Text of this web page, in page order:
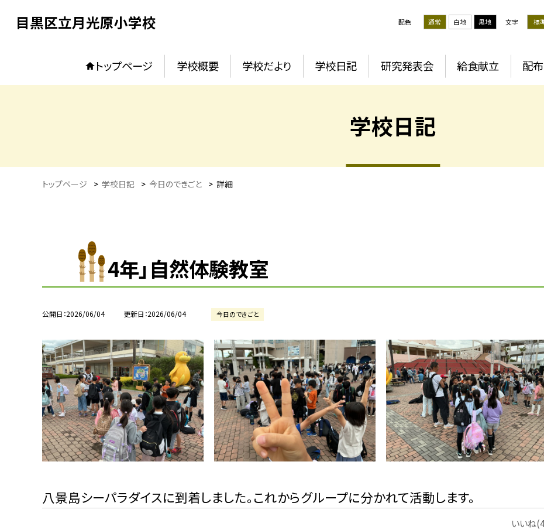
目黒区立月光原小学校 配色 通常 白地 黒地 文字 標
トップページ 学校概要 学校だより 学校日記 研究発表会 給食献立 配
学校日記
トップページ > 学校日記 > 今日のできごと > 詳細
4年」自然体験教室
公開日 2026/06/04 更新日 2026/06/04 今日のできごと
八景島シーパラダイスに到着しました。これからグループに分かれて活動します。
いいね